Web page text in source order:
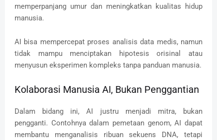
memperpanjang umur dan meningkatkan kualitas hidup
manusia.
AI bisa mempercepat proses analisis data medis, namun
tidak mampu menciptakan hipotesis orisinal atau
menyusun eksperimen kompleks tanpa panduan manusia.
Kolaborasi Manusia AI, Bukan Penggantian
Dalam bidang ini, AI justru menjadi mitra, bukan
pengganti. Contohnya dalam pemetaan genom, AI dapat
membantu menganalisis ribuan sekuens DNA, tetapi